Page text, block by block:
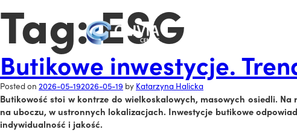
Tag:ESG
Butikowe inwestycje.
Posted on 2026-05-192026-05-19 by Katarzyna Halicka
Butikowość stoi w kontrze do wielkoskalowych, masowych osiedli.
na uboczu, w ustronnych lokalizacjach. Inwestycje butikowe
indywidualność i jakość.